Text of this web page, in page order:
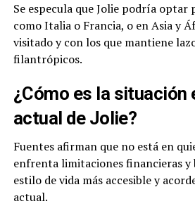
Se especula que Jolie podría optar
como Italia o Francia, o en Asia y
visitado y con los que mantiene
filantrópicos.
¿Cómo es la situación
actual de Jolie?
Fuentes afirman que no está en
enfrenta limitaciones financieras y
estilo de vida más accesible y
actual.